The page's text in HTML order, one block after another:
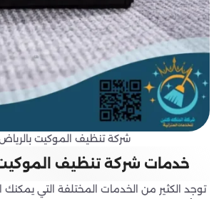
شركة تنظيف الموكيت
خدمات شركة تنظيف
توجد الكثير من الخدمات المختلفة التي